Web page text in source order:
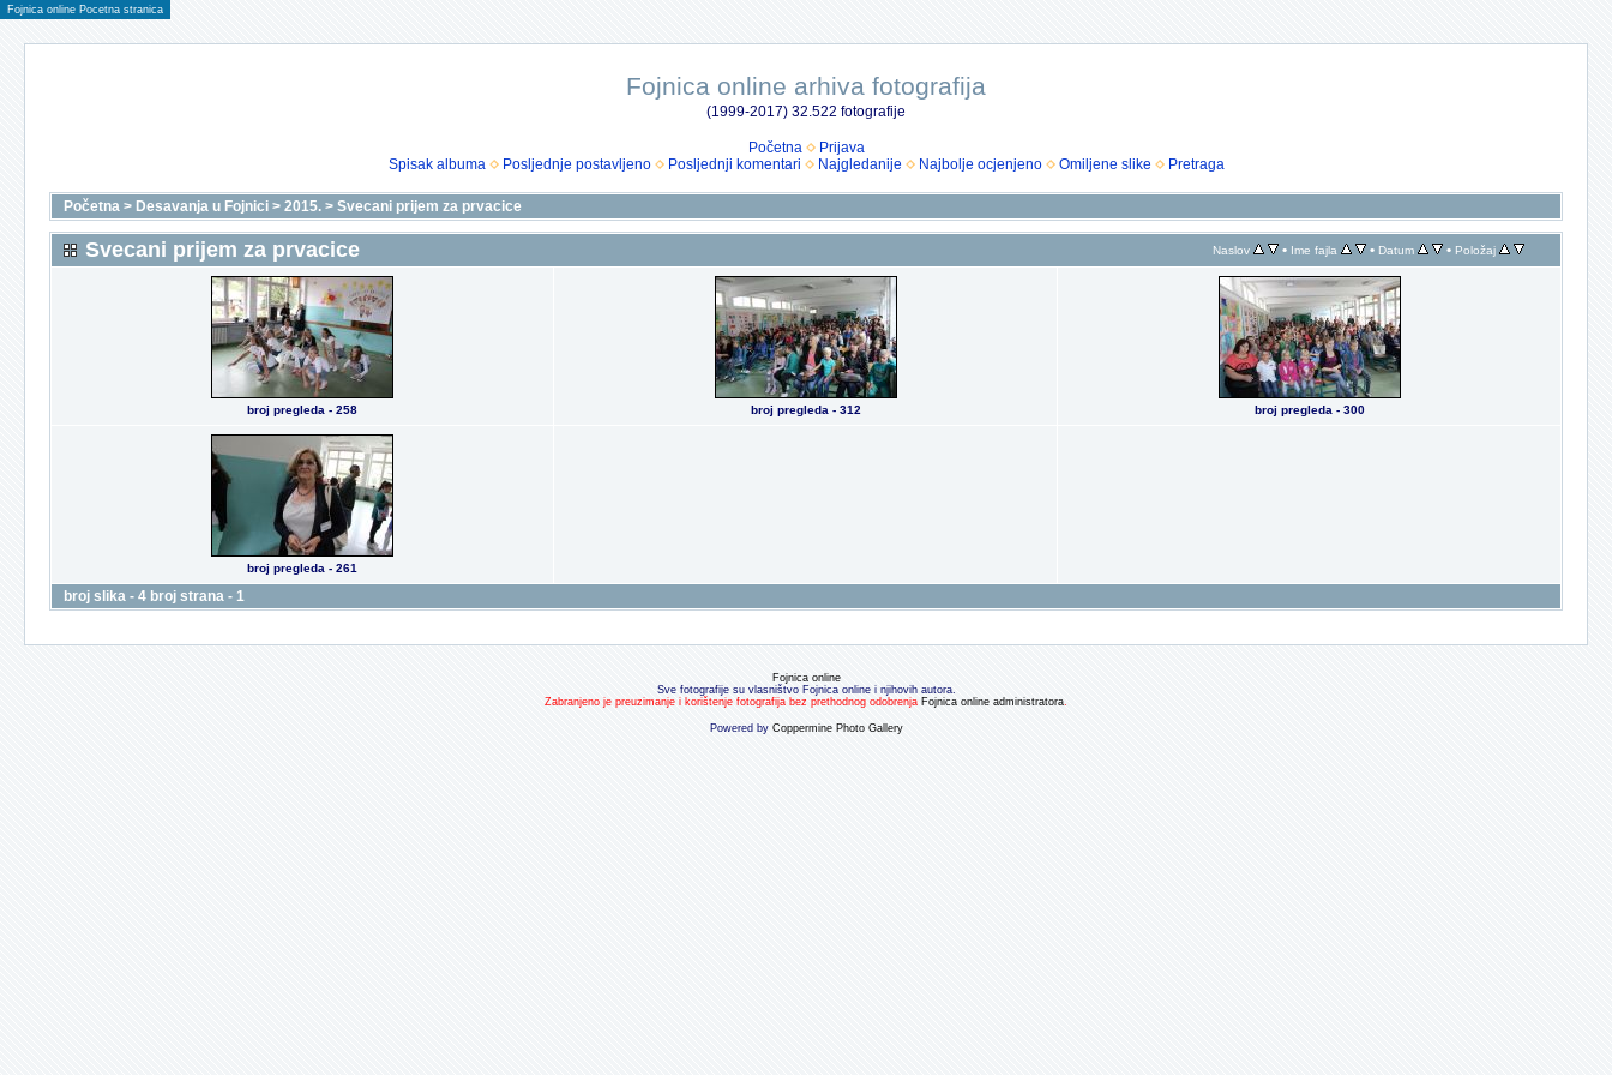
Fojnica online Pocetna stranica
Fojnica online arhiva fotografija
(1999-2017) 32.522 fotografije
Početna
Prijava
Spisak albuma
Posljednje postavljeno Posljednji komentari Najgledanije Najbolje ocjenjeno Omiljene slike Pretraga
Početna > Desavanja u Fojnici > 2015. > Svecani prijem za prvacice
Svecani prijem za prvacice Naslov • Ime fajla • Datum • Položaj
broj pregleda - 258 broj pregleda - 312 broj pregleda - 300
broj pregleda - 261
broj slika - 4 broj strana - 1
Fojnica online
Sve fotografije su vlasništvo Fojnica online i njihovih autora.
Zabranjeno je preuzimanje i korištenje fotografija bez prethodnog odobrenja Fojnica online administratora.
Powered by Coppermine Photo Gallery